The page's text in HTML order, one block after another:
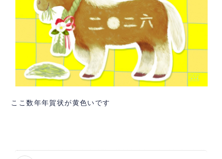
ここ数年年賀状が黄色いです